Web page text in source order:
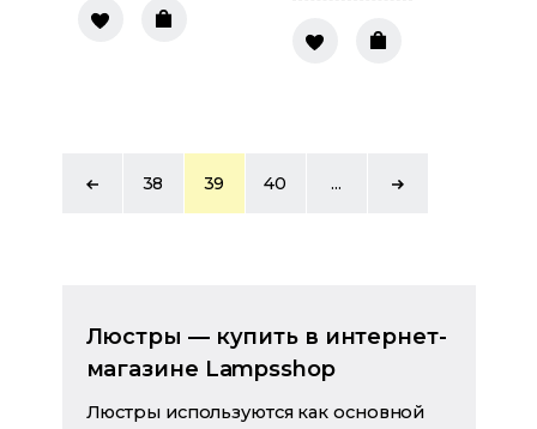
38 39 40 ...
Люстры — купить в интернет-
магазине Lampsshop
Люстры используются как основной